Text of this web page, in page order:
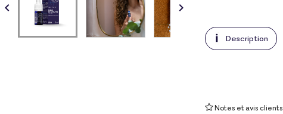
 
Description
Notes et avis clients